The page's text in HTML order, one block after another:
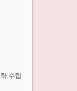
수립